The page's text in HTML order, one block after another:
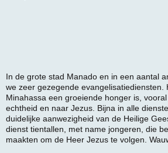
In de grote stad Manado en in een aantal
we zeer gezegende evangelisatiediensten.
Minahassa een groeiende honger is,
echtheid en naar Jezus. Bijna in alle
duidelijke aanwezigheid van de Heilige
dienst tientallen, met name jongeren, die
maakten om de Heer Jezus te volgen.